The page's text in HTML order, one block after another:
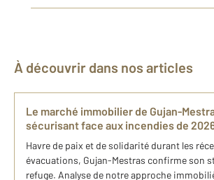
À découvrir dans nos articles
Le marché immobilier de Gujan-
sécurisant face aux incendies de
Havre de paix et de solidarité durant les
évacuations, Gujan-Mestras confirme son
refuge. Analyse de notre approche